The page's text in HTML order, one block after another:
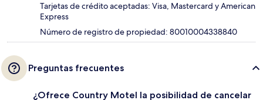
Tarjetas de crédito aceptadas: Visa, Mastercard y American
Express
Número de registro de propiedad: 80010004338840
Preguntas frecuentes
¿Ofrece Country Motel la posibilidad de cancelar